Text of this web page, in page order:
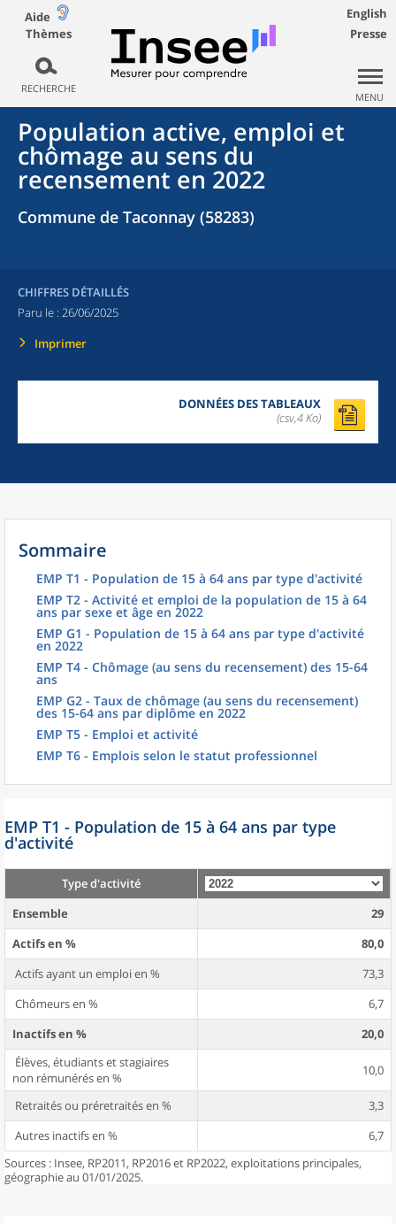
Aide
Thèmes
RECHERCHE
English
Presse
MENU
Population active, emploi et
chômage au sens du
recensement en 2022
Commune de Taconnay (58283)
CHIFFRES DÉTAILLÉS
Paru le : 26/06/2025
Imprimer
DONNÉES DES TABLEAUX
(csv,4 Ko)
Sommaire
EMP T1 - Population de 15 à 64 ans par type d'activité
EMP T2 - Activité et emploi de la population de 15 à 64
ans par sexe et âge en 2022
EMP G1 - Population de 15 à 64 ans par type d'activité
en 2022
EMP T4 - Chômage (au sens du recensement) des 15-64
ans
EMP G2 - Taux de chômage (au sens du recensement)
des 15-64 ans par diplôme en 2022
EMP T5 - Emploi et activité
EMP T6 - Emplois selon le statut professionnel
EMP T1 - Population de 15 à 64 ans par type
d'activité
Type d'activité
Ensemble
29
Actifs en %
80,0
Actifs ayant un emploi en %
73,3
Chômeurs en %
6,7
Inactifs en %
20,0
Élèves, étudiants et stagiaires
non rémunérés en %
10,0
Retraités ou préretraités en %
3,3
Autres inactifs en %
6,7
Sources : Insee, RP2011, RP2016 et RP2022, exploitations principales,
géographie au 01/01/2025.